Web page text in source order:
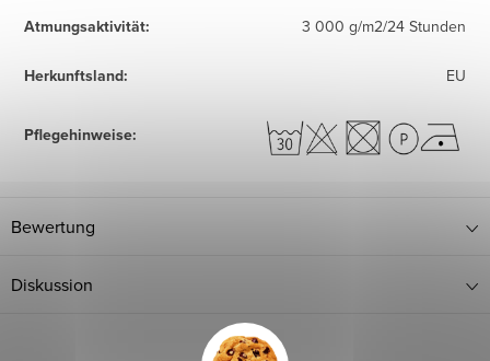
Atmungsaktivität: 3 000 g/m2/24 Stunden
Herkunftsland: EU
Pflegehinweise:
Bewertung
Diskussion